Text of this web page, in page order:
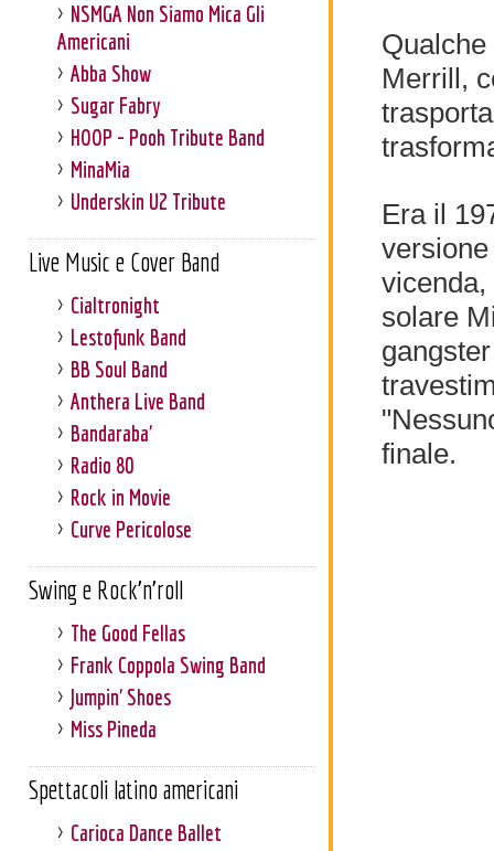
NSMGA Non Siamo Mica Gli
Americani
Abba Show
Sugar Fabry
HOOP - Pooh Tribute Band
MinaMia
Underskin U2 Tribute
Live Music e Cover Band
Cialtronight
Lestofunk Band
BB Soul Band
Anthera Live Band
Bandaraba'
Radio 80
Rock in Movie
Curve Pericolose
Swing e Rock'n'roll
The Good Fellas
Frank Coppola Swing Band
Jumpin' Shoes
Miss Pineda
Spettacoli latino americani
Carioca Dance Ballet
Merrill,
Era il
solare
finale.